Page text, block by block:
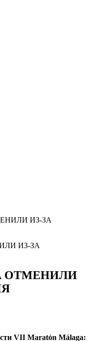
ИЗ-ЗА
ОТМЕНИЛИ
VII Maratón Málaga: